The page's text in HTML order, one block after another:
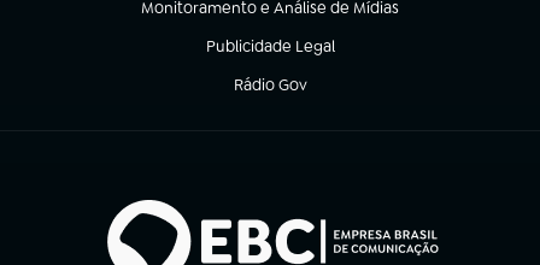
Monitoramento e Análise de Mídias
(abre em nova aba)
Publicidade Legal
(abre em nova aba)
Rádio Gov
(abre em nova aba)